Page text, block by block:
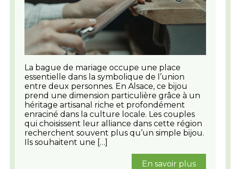
La bague de mariage occupe une place
essentielle dans la symbolique de l’union
entre deux personnes. En Alsace, ce bijou
prend une dimension particulière grâce à un
héritage artisanal riche et profondément
enraciné dans la culture locale. Les couples
qui choisissent leur alliance dans cette région
recherchent souvent plus qu’un simple bijou.
Ils souhaitent une […]
En savoir plus